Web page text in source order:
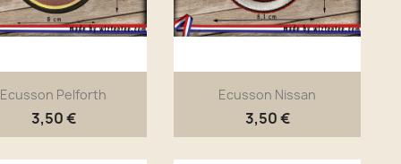
Ecusson Pelforth
3,50 €
Aperçu rapide
Ecusson Nissan
3,50 €
Aperçu rapide